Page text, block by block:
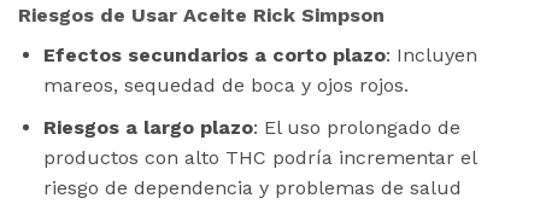
Riesgos de Usar Aceite Rick Simpson
Efectos secundarios a corto plazo: Incluyen
mareos, sequedad de boca y ojos rojos.
Riesgos a largo plazo: El uso prolongado de
productos con alto THC podría incrementar el
riesgo de dependencia y problemas de salud